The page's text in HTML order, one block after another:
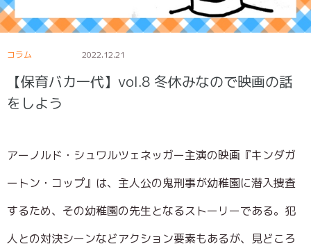
コラム 2022.12.21
【保育バカ一代】vol.8 冬休みなので映画の話
をしよう
アーノルド・シュワルツェネッガー主演の映画『キンダガ
ートン・コップ』は、主人公の鬼刑事が幼稚園に潜入捜査
するため、その幼稚園の先生となるストーリーである。犯
人との対決シーンなどアクション要素もあるが、見どころ